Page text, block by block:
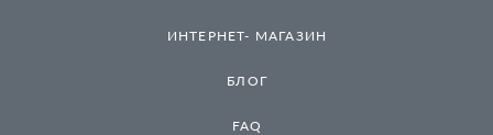
ИНТЕРНЕТ- МАГАЗИН
БЛОГ
FAQ